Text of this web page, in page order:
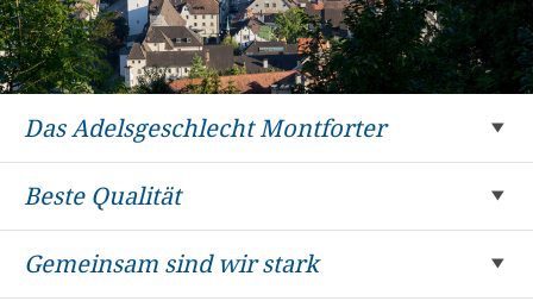
Das Adelsgeschlecht Montforter
Beste Qualität
Gemeinsam sind wir stark